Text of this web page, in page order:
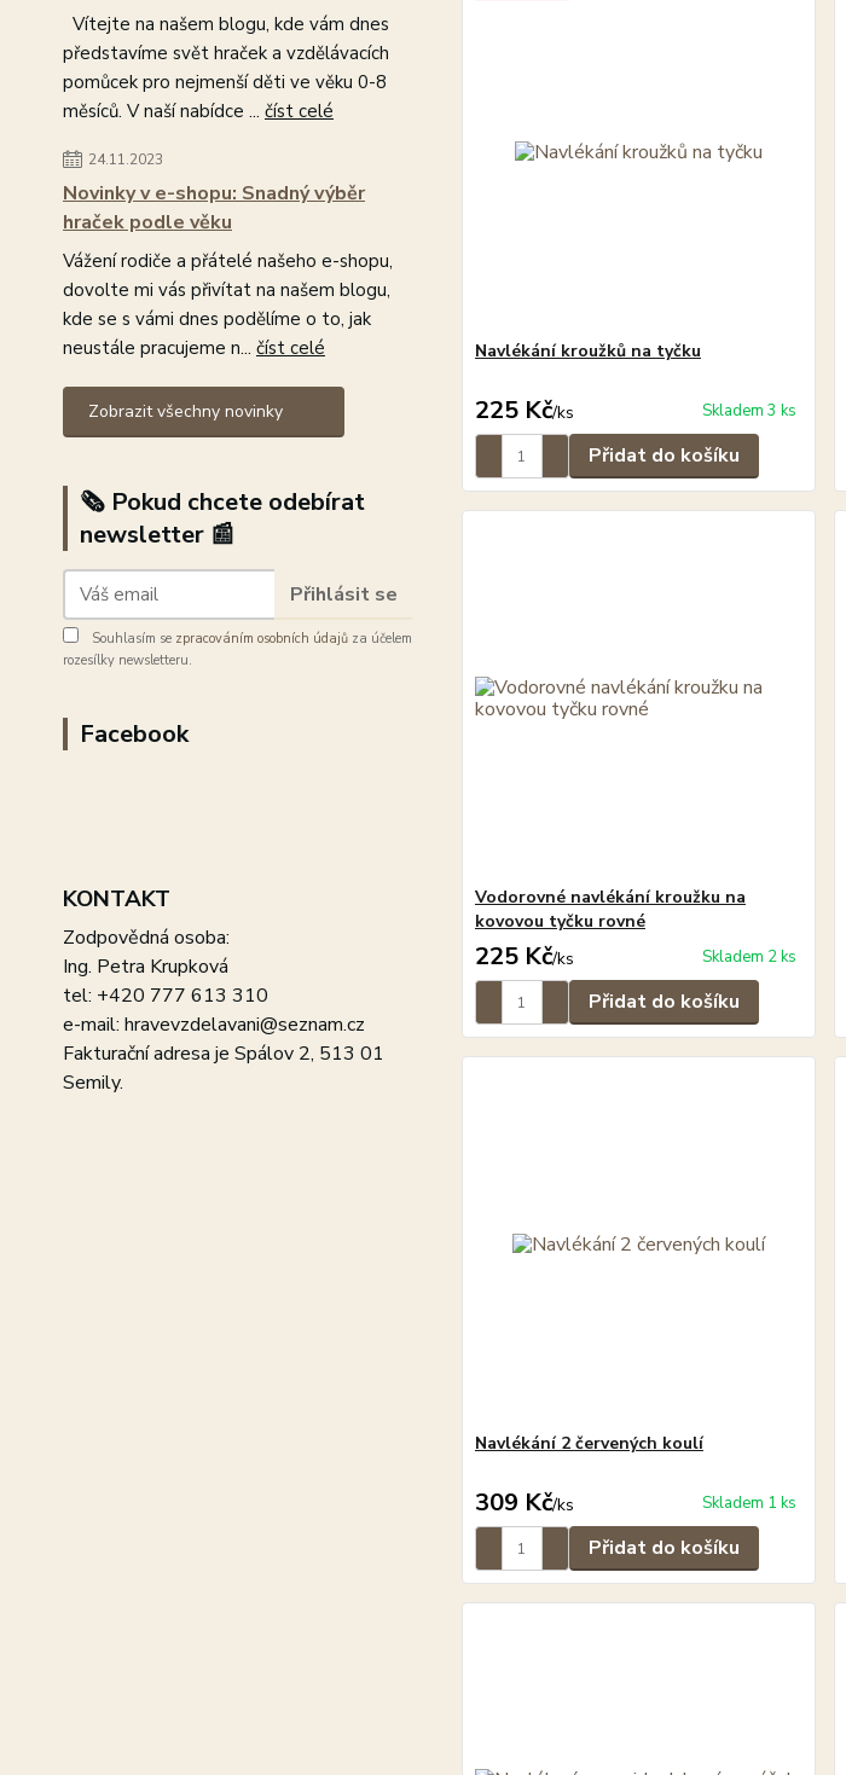
Vítejte na našem blogu, kde vám dnes
představíme svět hraček a vzdělávacích
pomůcek pro nejmenší děti ve věku 0-8
měsíců. V naší nabídce ... číst celé
24.11.2023
Novinky v e-shopu: Snadný výběr
hraček podle věku
Vážení rodiče a přátelé našeho e-shopu,
dovolte mi vás přivítat na našem blogu,
kde se s vámi dnes podělíme o to, jak
neustále pracujeme n... číst celé
Zobrazit všechny novinky
🗞️ Pokud chcete odebírat
newsletter 📰
Přihlásit se
Souhlasím se zpracováním osobních údajů za účelem
rozesílky newsletteru.
Facebook
KONTAKT
Zodpovědná osoba:
Ing. Petra Krupková
tel: +420 777 613 310
e-mail: hravevzdelavani@seznam.cz
Fakturační adresa je Spálov 2, 513 01
Semily.
Navlékání kroužků na tyčku
225 Kč/ks Skladem 3 ks
Přidat do košíku
Vodorovné navlékání kroužku na
kovovou tyčku rovné
225 Kč/ks Skladem 2 ks
Přidat do košíku
Navlékání 2 červených koulí
309 Kč/ks Skladem 1 ks
Přidat do košíku